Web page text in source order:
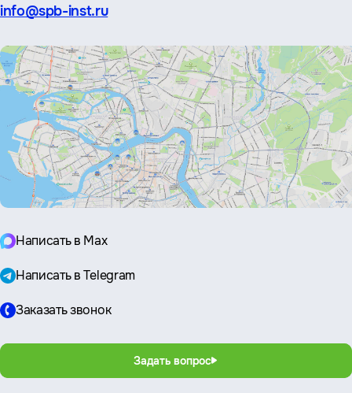
Эл.
info@spb-inst.ru
Написать в Max
Написать в Telegram
Заказать звонок
Задать вопрос